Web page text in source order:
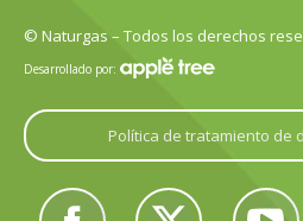
© Naturgas – Todos los derechos
Desarrollado por:
Política de tratamiento de
Encuéntranos